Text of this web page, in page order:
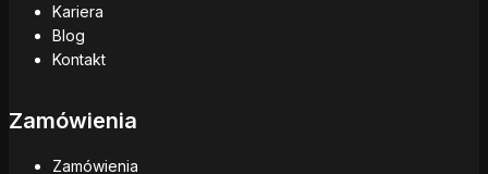
Kariera
Blog
Kontakt
Zamówienia
Zamówienia